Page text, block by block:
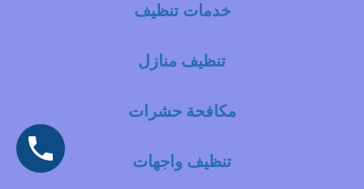
خدمات تنظيف
تنظيف منازل
مكافحة حشرات
تنظيف واجهات